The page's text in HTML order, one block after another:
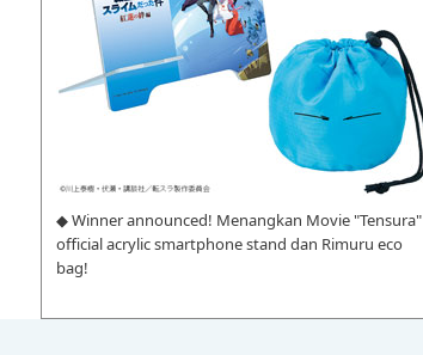
◆ Winner announced! Menangkan Movie "Tensura"
official acrylic smartphone stand dan Rimuru eco
bag!